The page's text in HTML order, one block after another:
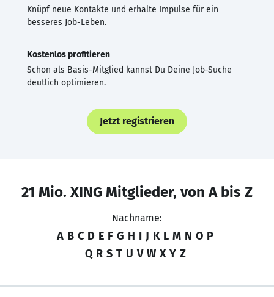
Knüpf neue Kontakte und erhalte Impulse für ein
besseres Job-Leben.
Kostenlos profitieren
Schon als Basis-Mitglied kannst Du Deine Job-Suche
deutlich optimieren.
Jetzt registrieren
21 Mio. XING Mitglieder, von A bis Z
Nachname:
A B C D E F G H I J K L M N O P
Q R S T U V W X Y Z